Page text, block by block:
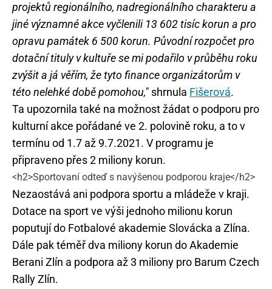
projektů regionálního, nadregionálního charakteru a
jiné významné akce vyčlenili 13 602 tisíc korun a pro
opravu památek 6 500 korun. Původní rozpočet pro
dotační tituly v kultuře se mi podařilo v průběhu roku
zvýšit a já věřím, že tyto finance organizátorům v
této nelehké době pomohou," shrnula Fišerová.
Ta upozornila také na možnost žádat o podporu pro
kulturní akce pořádané ve 2. polovině roku, a to v
termínu od 1.7 až 9.7.2021. V programu je
připraveno přes 2 miliony korun.
<h2>Sportovaní odteď s navýšenou podporou kraje</h2>
Nezaostává ani podpora sportu a mládeže v kraji.
Dotace na sport ve výši jednoho milionu korun
poputují do Fotbalové akademie Slovácka a Zlína.
Dále pak téměř dva miliony korun do Akademie
Berani Zlín a podpora až 3 miliony pro Barum Czech
Rally Zlín.